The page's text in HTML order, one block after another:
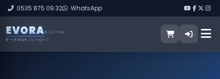
0535 875 09 32 WhatsApp
EVORA DIJITAL
V — Value (İş Değeri)